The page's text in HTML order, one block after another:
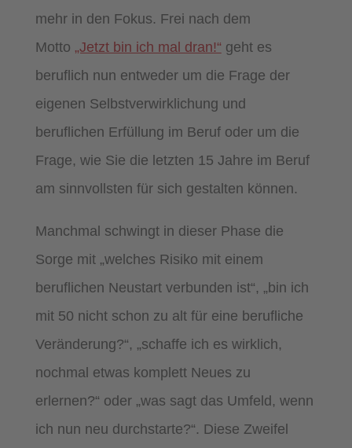
mehr in den Fokus. Frei nach dem
Motto „Jetzt bin ich mal dran!“ geht es
beruflich nun entweder um die Frage der
eigenen Selbstverwirklichung und
beruflichen Erfüllung im Beruf oder um die
Frage, wie Sie die letzten 15 Jahre im Beruf
am sinnvollsten für sich gestalten können.
Manchmal schwingt in dieser Phase die
Sorge mit „welches Risiko mit einem
beruflichen Neustart verbunden ist“, „bin ich
mit 50 nicht schon zu alt für eine berufliche
Veränderung?“, „schaffe ich es wirklich,
nochmal etwas komplett Neues zu
erlernen?“ oder „was sagt das Umfeld, wenn
ich nun neu durchstarte?“. Diese Zweifel